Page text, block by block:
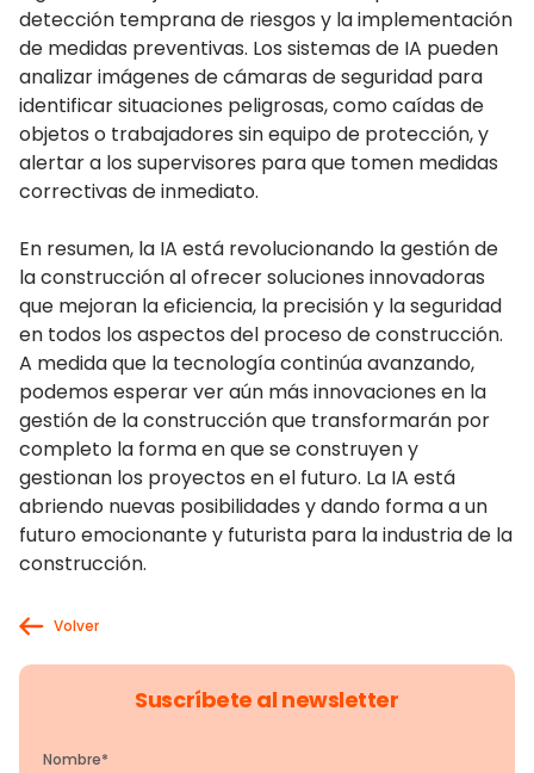
detección temprana de riesgos y la implementación
de medidas preventivas. Los sistemas de IA pueden
analizar imágenes de cámaras de seguridad para
identificar situaciones peligrosas, como caídas de
objetos o trabajadores sin equipo de protección, y
alertar a los supervisores para que tomen medidas
correctivas de inmediato.
En resumen, la IA está revolucionando la gestión de
la construcción al ofrecer soluciones innovadoras
que mejoran la eficiencia, la precisión y la seguridad
en todos los aspectos del proceso de construcción.
A medida que la tecnología continúa avanzando,
podemos esperar ver aún más innovaciones en la
gestión de la construcción que transformarán por
completo la forma en que se construyen y
gestionan los proyectos en el futuro. La IA está
abriendo nuevas posibilidades y dando forma a un
futuro emocionante y futurista para la industria de la
construcción.
Volver
Suscríbete al newsletter
Nombre*